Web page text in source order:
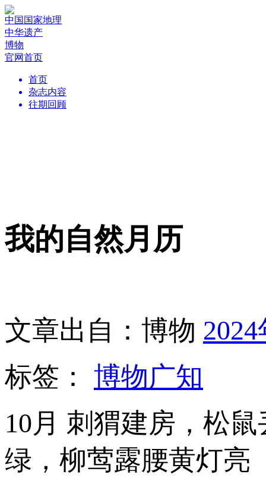
中国国家地理
中华遗产
博物
官网首页
首页
杂志内容
往期回顾
我的自然月历
文章出自：博物
标签： 博物广知
10月 刺猬建房，松
绿，柳莺露腰黄灯亮